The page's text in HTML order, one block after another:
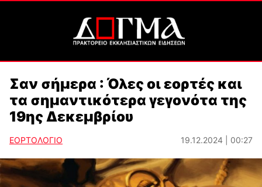
Σαν σήμερα : Όλες οι εορτές και
τα σημαντικότερα γεγονότα της
19ης Δεκεμβρίου
ΕΟΡΤΟΛΟΓΙΟ 19.12.2024 | 00:27